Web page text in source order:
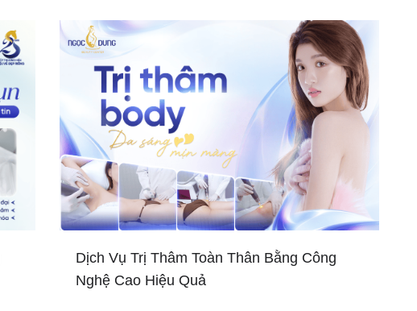
Dịch Vụ Trị Thâm Toàn Thân Bằng Công
Nghệ Cao Hiệu Quả